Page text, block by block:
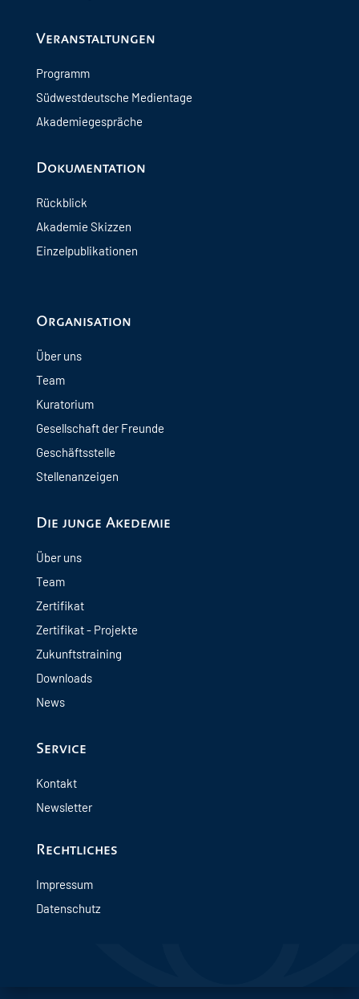
Veranstaltungen
Programm
Südwestdeutsche Medientage
Akademiegespräche
Dokumentation
Rückblick
Akademie Skizzen
Einzelpublikationen
Organisation
Über uns
Team
Kuratorium
Gesellschaft der Freunde
Geschäftsstelle
Stellenanzeigen
Die junge Akedemie
Über uns
Team
Zertifikat
Zertifikat - Projekte
Zukunftstraining
Downloads
News
Service
Kontakt
Newsletter
Rechtliches
Impressum
Datenschutz